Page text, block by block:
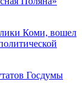
Коми, вошел
Госдумы